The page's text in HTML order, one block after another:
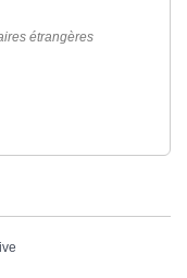
étrangères